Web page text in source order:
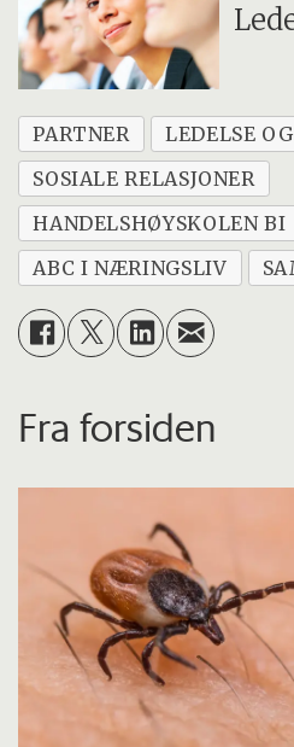
PARTNER
LEDELSE
SOSIALE RELASJONER
HANDELSHØYSKOLEN BI
ABC I NÆRINGSLIV
Fra forsiden